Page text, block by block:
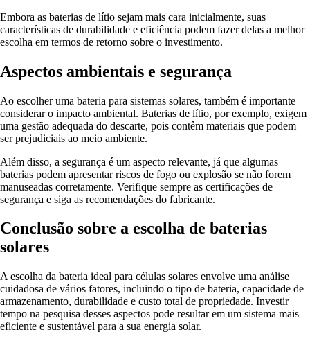
Embora as baterias de lítio sejam mais cara inicialmente, suas
características de durabilidade e eficiência podem fazer delas a melhor
escolha em termos de retorno sobre o investimento.
Aspectos ambientais e segurança
Ao escolher uma bateria para sistemas solares, também é importante
considerar o impacto ambiental. Baterias de lítio, por exemplo, exigem
uma gestão adequada do descarte, pois contêm materiais que podem
ser prejudiciais ao meio ambiente.
Além disso, a segurança é um aspecto relevante, já que algumas
baterias podem apresentar riscos de fogo ou explosão se não forem
manuseadas corretamente. Verifique sempre as certificações de
segurança e siga as recomendações do fabricante.
Conclusão sobre a escolha de baterias
solares
A escolha da bateria ideal para células solares envolve uma análise
cuidadosa de vários fatores, incluindo o tipo de bateria, capacidade de
armazenamento, durabilidade e custo total de propriedade. Investir
tempo na pesquisa desses aspectos pode resultar em um sistema mais
eficiente e sustentável para a sua energia solar.